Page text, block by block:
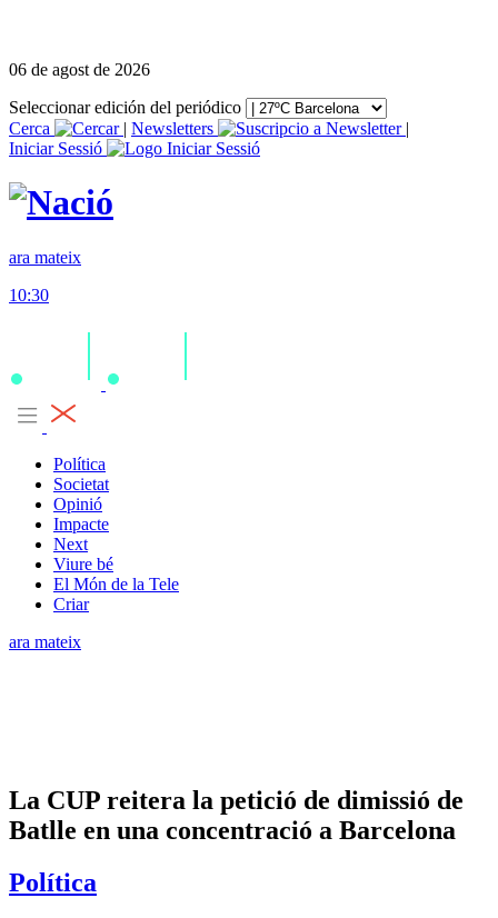
06 de agost de 2026
Seleccionar edición del periódico
Cerca
| Newsletters
|
Iniciar Sessió
ara mateix
10:30
Política
Societat
Opinió
Impacte
Next
Viure bé
El Món de la Tele
Criar
ara mateix
La CUP reitera la petició de dimissió de
Batlle en una concentració a Barcelona
Política